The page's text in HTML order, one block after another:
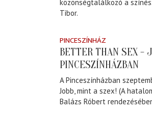
közönségtalálkozó a
Tibor.
PINCESZÍNHÁZ
BETTER THAN SEX -
PINCESZÍNHÁZBAN
A Pinceszínházban
Jobb, mint a szex! (A
Balázs Róbert